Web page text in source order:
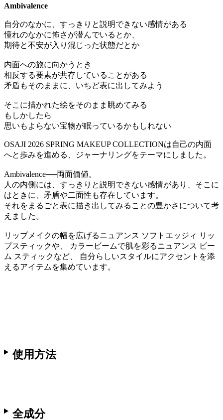
Ambivalence
自分のなかに、すっきりと説明できない感情がある
憧れのなかに怖さが潜んでいるとか、
期待と不安が入り混じった状態だとか
内面への旅に向かうとき
相反する要素が共存していることがある
矛盾もそのままに、いちど表に出してみよう
そこに描かれた絵をそのまま眺めてみる
もしかしたら
思いもよらない宝物が眠っているかもしれない
OSAJI 2026 SPRING MAKEUP COLLECTIONは自己の内面
へと歩みを進める、ジャーナリングをテーマにしました。
Ambivalence──両面価値。
人の内側には、すっきりと説明できない感情があり、そこに
はときに、矛盾や二面性も存在しています。
それをまるごと表に描き出してみることの豊かさについて考
えました。
リップメイクの幅を広げるニュアンス ソフトエッジィ リッ
プスティックや、 カラービームで肌を彩るニュアンス ビー
ム スティックなど、 自分らしいスタイルにアクセントを添
えるアイテムを集めています。
使用方法
全成分